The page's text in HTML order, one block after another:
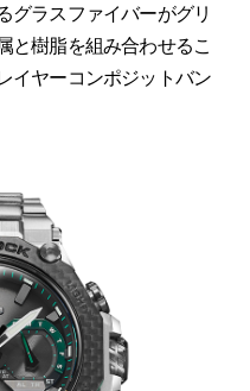
グラスファイバーがグリ
と樹脂を組み合わせるこ
イヤーコンポジットバン